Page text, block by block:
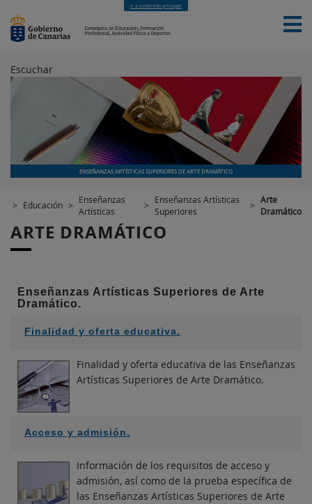
Ir a contenido principal
EDUCACIÓN
FORMACIÓN PROFESIONAL
CUALIFICACIONES PROFESIONALES
DEPORTES
CONTACTO
[INTRANET]
Escuchar
ENSEÑANZAS ARTÍSTICAS SUPERIORES DE ARTE DRAMÁTICO
> Educación >
Enseñanzas
Artísticas
>
Enseñanzas Artísticas
Superiores
> Arte
Dramático
ARTE DRAMÁTICO
Enseñanzas Artísticas Superiores de Arte
Dramático.
Finalidad y oferta educativa.
Finalidad y oferta educativa de las Enseñanzas
Artísticas Superiores de Arte Dramático.
Acceso y admisión.
Información de los requisitos de acceso y
admisión, así como de la prueba específica de
las Enseñanzas Artísticas Superiores de Arte